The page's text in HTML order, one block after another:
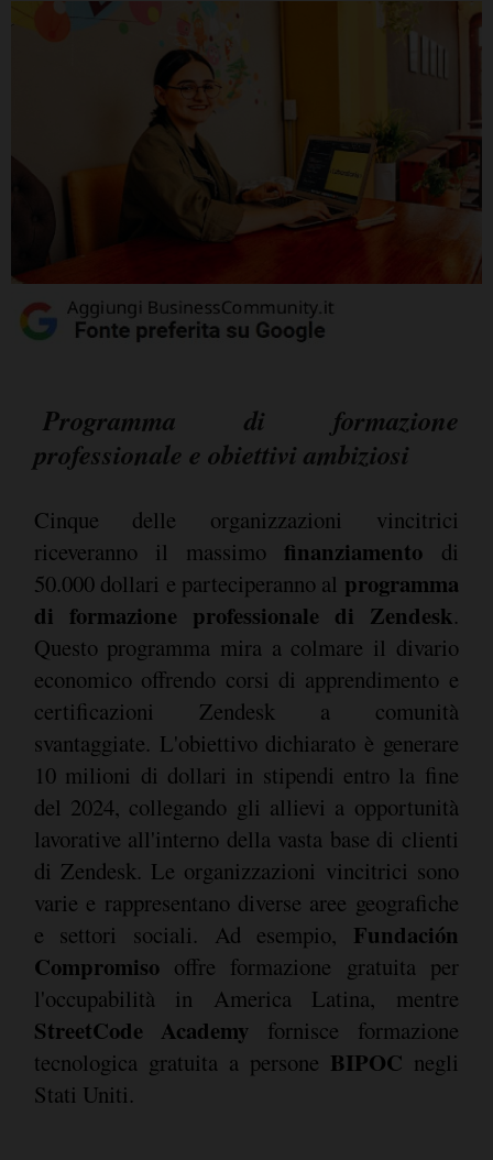
Programma di formazione
professionale e obiettivi ambiziosi
Cinque delle organizzazioni vincitrici
riceveranno il massimofinanziamentodi
50.000 dollari e parteciperanno al programma
di formazione professionale di Zendesk.
Questo programma mira a colmare il divario
economico offrendo corsi di apprendimento e
certificazioni Zendesk a comunità
svantaggiate. L'obiettivo dichiarato è generare
10 milioni di dollari in stipendi entro la fine
del 2024, collegando gli allievi a opportunità
lavorative all'interno della vasta base di clienti
di Zendesk. Le organizzazioni vincitrici sono
varie e rappresentano diverse aree geografiche
e settori sociali. Ad esempio, Fundación
Compromisooffre formazione gratuita per
l'occupabilità in America Latina, mentre
StreetCode Academyfornisce formazione
tecnologica gratuita a persone BIPOC negli
Stati Uniti.